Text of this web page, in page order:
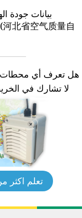
بيانات جودة
北省空气质量自
هل تعرف أي محطات
لا تشارك في
تعلم اكثر